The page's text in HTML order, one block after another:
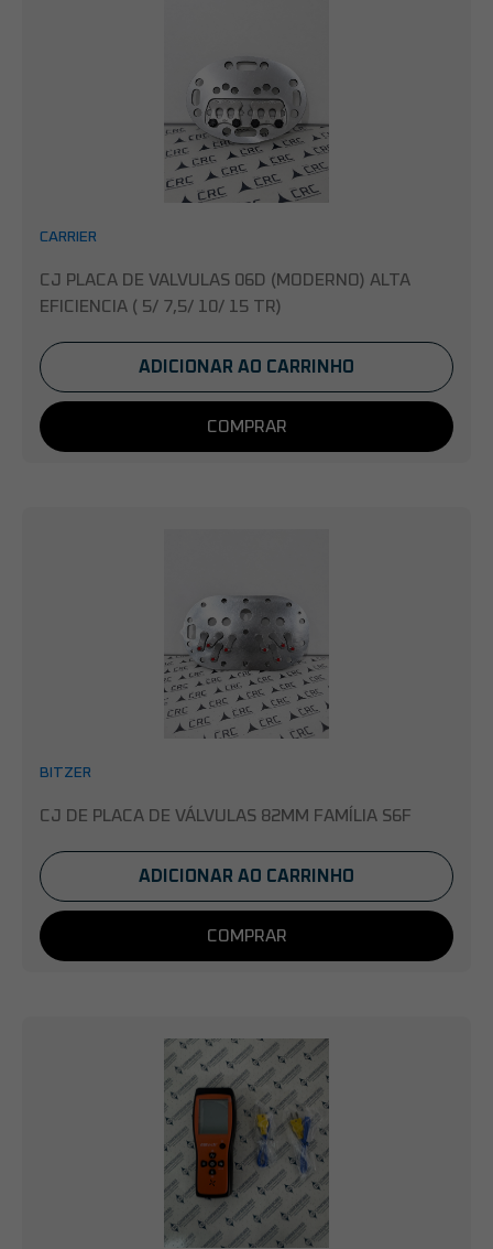
CARRIER
CJ PLACA DE VALVULAS 06D (MODERNO) ALTA
EFICIENCIA ( 5/ 7,5/ 10/ 15 TR)
ADICIONAR AO CARRINHO
COMPRAR
BITZER
CJ DE PLACA DE VÁLVULAS 82MM FAMÍLIA S6F
ADICIONAR AO CARRINHO
COMPRAR